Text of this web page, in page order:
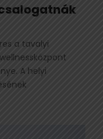
a tavalyi
A helyi